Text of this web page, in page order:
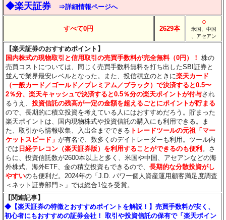
◆楽天証券 ⇒詳細情報ページへ
すべて0円 2629本
○
米国、中国
、アセアン
【楽天証券のおすすめポイント】
国内株式の現物取引と信用取引の売買手数料が完全無料（0円）！ 株の
売買コストについては、同じく売買手数料無料を打ち出したSBI証券と
並んで業界最安レベルとなった。また、投信積立のときに楽天カード
（一般カード／ゴールド／プレミアム／ブラック）で決済すると0.5〜
2％分、楽天キャッシュで決済すると0.5％分の楽天ポイントが付与され
るうえ、投資信託の残高が一定の金額を超えるごとにポイントが貯まる
ので、長期的に積立投資を考えている人にはおすすめだろう。貯まった
楽天ポイントは、国内現物株式や投資信託の購入にも利用できる。ま
た、取引から情報収集、入出金までできる トレードツールの元祖「マー
ケットスピード」が有名で、数多くのデイトレーダーも利用。ツール内
では 日経テレコン（楽天証券版）を利用することができるのも便利 。さ
らに、投資信託数が2600本以上と多く、米国や中国、アセアンなどの海
外株式、海外ETF、金の積立投資もできるので、長期的な分散投資がし
やすいのも便利だ。2024年の「J.D. パワー個人資産運用顧客満足度調査
＜ネット証券部門＞」では総合1位を受賞。
【関連記事】
◆【楽天証券の特徴とおすすめポイントを解説！】売買手数料が安く、
初心者にもおすすめの証券会社！ 取引や投資信託の保有で「楽天ポイン